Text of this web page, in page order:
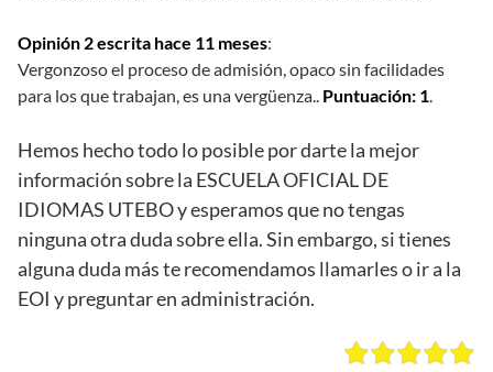
Opinión 2 escrita hace 11 meses:
Vergonzoso el proceso de admisión, opaco sin facilidades
para los que trabajan, es una vergüenza.. Puntuación: 1.
Hemos hecho todo lo posible por darte la mejor
información sobre la ESCUELA OFICIAL DE
IDIOMAS UTEBO y esperamos que no tengas
ninguna otra duda sobre ella. Sin embargo, si tienes
alguna duda más te recomendamos llamarles o ir a la
EOI y preguntar en administración.